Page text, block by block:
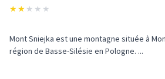
★★ ★ ★ ★
Mont Sniejka est une montagne située à
région de Basse-Silésie en Pologne. ...